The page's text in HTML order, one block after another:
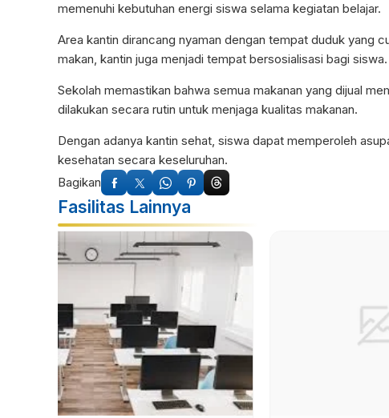
memenuhi kebutuhan energi siswa selama kegiatan belajar.
Area kantin dirancang nyaman dengan tempat duduk yang
makan, kantin juga menjadi tempat bersosialisasi bagi siswa.
Sekolah memastikan bahwa semua makanan yang dijual
dilakukan secara rutin untuk menjaga kualitas makanan.
Dengan adanya kantin sehat, siswa dapat memperoleh
kesehatan secara keseluruhan.
Bagikan
Fasilitas Lainnya